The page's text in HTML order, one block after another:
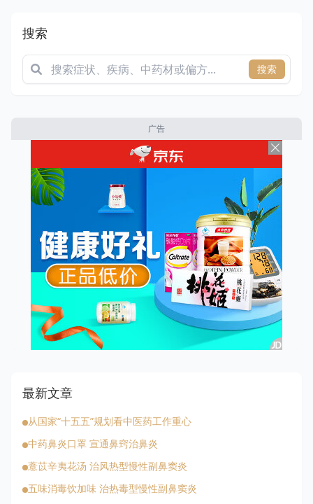
搜索
搜索
广告
最新文章
从国家“十五五”规划看中医药工作重心
中药鼻炎口罩 宣通鼻窍治鼻炎
薏苡辛夷花汤 治风热型慢性副鼻窦炎
五味消毒饮加味 治热毒型慢性副鼻窦炎